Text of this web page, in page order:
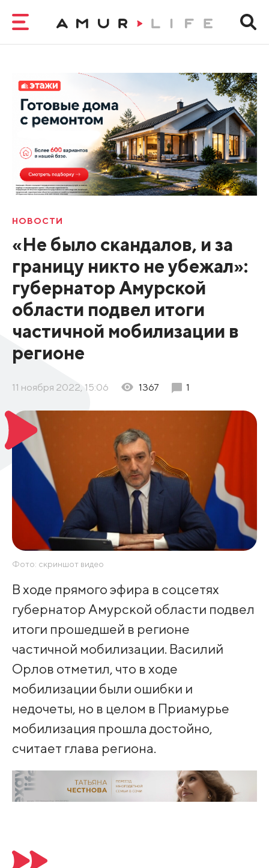
НОВОСТИ
«Не было скандалов, и за
границу никто не убежал»:
губернатор Амурской
области подвел итоги
частичной мобилизации в
регионе
11 ноября 2022, 15:06 1367 1
Фото: скриншот видео
В ходе прямого эфира в соцсетях
губернатор Амурской области подвел
итоги прошедшей в регионе
частичной мобилизации. Василий
Орлов отметил, что в ходе
мобилизации были ошибки и
недочеты, но в целом в Приамурье
мобилизация прошла достойно,
считает глава региона.